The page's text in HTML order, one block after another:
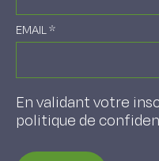
EMAIL*
En validant votre
politique de